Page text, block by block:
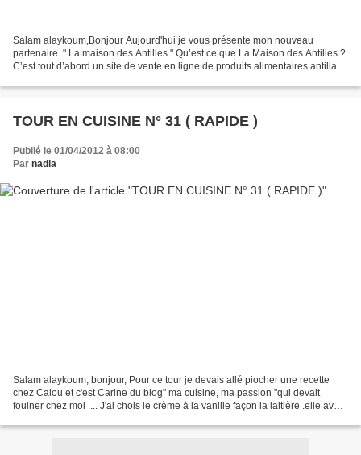
Salam alaykoum,Bonjour Aujourd'hui je vous présente mon nouveau
partenaire. " La maison des Antilles " Qu’est ce que La Maison des Antilles ?
C’est tout d’abord un site de vente en ligne de produits alimentaires antillais.
TOUR EN CUISINE N° 31 ( RAPIDE )
Publié le 01/04/2012 à 08:00
Par nadia
Salam alaykoum, bonjour, Pour ce tour je devais allé piocher une recette
chez Calou et c'est Carine du blog" ma cuisine, ma passion "qui devait
fouiner chez moi .... J'ai chois le crème à la vanille façon la laitière .elle avait